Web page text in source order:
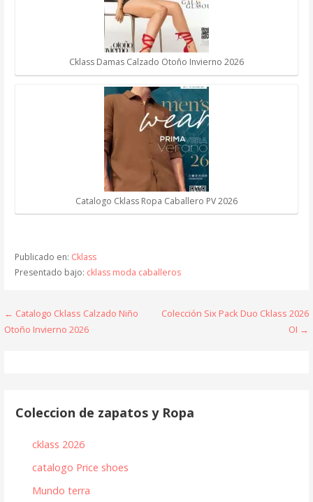
Cklass Damas Calzado Otoño Invierno 2026
Catalogo Cklass Ropa Caballero PV 2026
Publicado en: Cklass
Presentado bajo: cklass moda caballeros
Navegación
← Catalogo Cklass Calzado Niño
Otoño Invierno 2026
Colección Six Pack Duo Cklass 2026
OI →
Coleccion de zapatos y Ropa
cklass 2026
catalogo Price shoes
Mundo terra